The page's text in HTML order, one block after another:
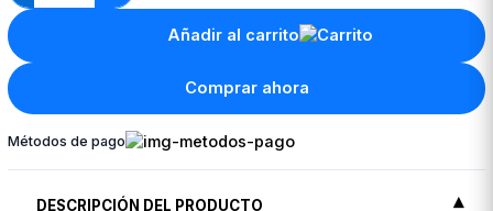
Añadir al carrito
Comprar ahora
Métodos de pago
DESCRIPCIÓN DEL PRODUCTO